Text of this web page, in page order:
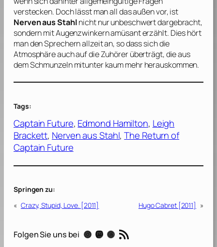
verstecken. Doch lässt man all das außen vor, ist
Nerven aus Stahlnicht nur unbeschwert dargebracht,
sondern mit Augenzwinkern amüsant erzählt. Dies hört
man den Sprechern allzeit an, so dass sich die
Atmosphäre auch auf die Zuhörer überträgt, die aus
dem Schmunzeln mitunter kaum mehr herauskommen.
Tags:
Captain Future, Edmond Hamilton, Leigh
Brackett, Nerven aus Stahl, The Return of
Captain Future
Springen zu:
« Crazy, Stupid, Love. [2011] Hugo Cabret [2011] »
Folgen Sie uns bei Instagram Mastodon Threads RSS-Feed